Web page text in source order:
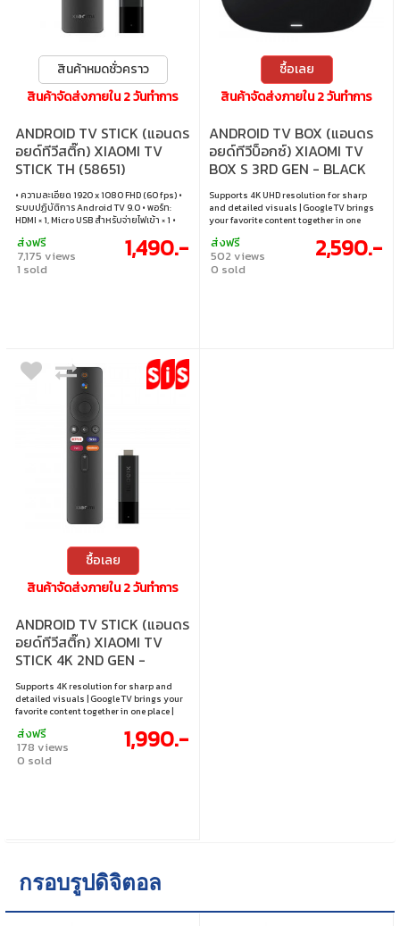
สินค้าหมดชั่วคราว
สินค้าจัดส่งภายใน 2 วันทำการ
ANDROID TV STICK (แอนดร
อยด์ทีวีสติ๊ก) XIAOMI TV
STICK TH (58651)
• ความละเอียด 1920 x 1080 FHD (60 fps) •
ระบบปฏิบัติการ Android TV 9.0 • พอร์ท:
HDMI × 1, Micro USB สำหรับจ่ายไฟเข้า × 1 •
บลูทูธ 4.2
ส่งฟรี
7,175 views
1 sold
1,490.-
ซื้อเลย
สินค้าจัดส่งภายใน 2 วันทำการ
ANDROID TV BOX (แอนดร
อยด์ทีวีบ็อกซ์) XIAOMI TV
BOX S 3RD GEN - BLACK
MDZ-32-AA
Supports 4K UHD resolution for sharp
and detailed visuals | Google TV brings
your favorite content together in one
use and more app storage | Wi-Fi 6
support for faster internet connectivity |
Supports Dolby Vision, HDR10+, Dolby
ส่งฟรี
502 views
0 sold
2,590.-
ซื้อเลย
สินค้าจัดส่งภายใน 2 วันทำการ
ANDROID TV STICK (แอนดร
อยด์ทีวีสติ๊ก) XIAOMI TV
STICK 4K 2ND GEN -
BLACK MDZ-33-AA
Supports 4K resolution for sharp and
detailed visuals | Google TV brings your
favorite content together in one place |
for smooth performance | Supports Dolby
Vision, HDR10+, Dolby Atmos, and DTS:X |
Easy connectivity with Wi-Fi
ส่งฟรี
178 views
0 sold
1,990.-
กรอบรูปดิจิตอล